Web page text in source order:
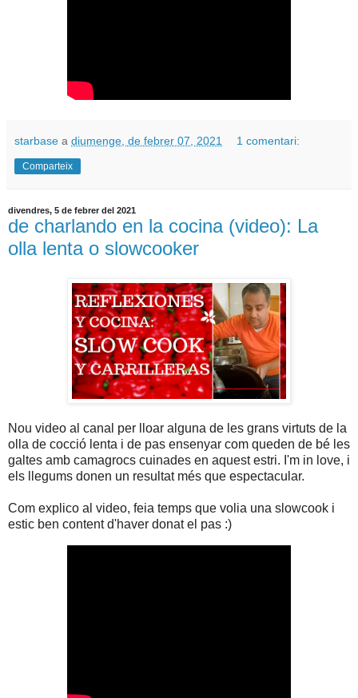
starbase a diumenge, de febrer 07, 2021 1 comentari:
Comparteix
divendres, 5 de febrer del 2021
de charlando en la cocina (video): La
olla lenta o slowcooker
Nou video al canal per lloar alguna de les grans virtuts de la
olla de cocció lenta i de pas ensenyar com queden de bé les
galtes amb camagrocs cuinades en aquest estri. I'm in love, i
els llegums donen un resultat més que espectacular.
Com explico al video, feia temps que volia una slowcook i
estic ben content d'haver donat el pas :)